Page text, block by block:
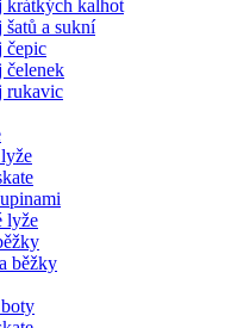
krátkých kalhot
a sukní
čepic
čelenek
rukavic
lyže
běžky